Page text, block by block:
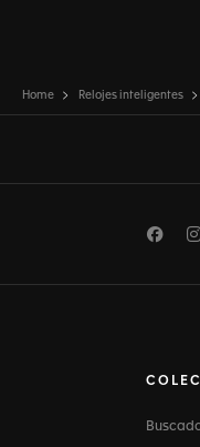
Home Relojes inteligentes